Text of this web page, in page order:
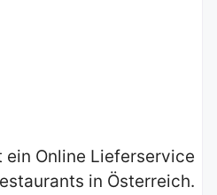
ein Online Lieferservice
in Österreich.